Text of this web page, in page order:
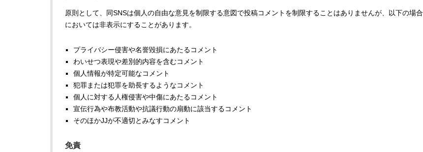
原則として、同SNSは個人の自由な意見を制限する意図で投稿コメントを制限することはありませんが、以下の場合
においては非表示にすることがあります。
プライバシー侵害や名誉毀損にあたるコメント
わいせつ表現や差別的内容を含むコメント
個人情報が特定可能なコメント
犯罪または犯罪を助長するようなコメント
個人に対する人権侵害や中傷にあたるコメント
宣伝行為や布教活動や抗議行動の扇動に該当するコメント
そのほかJJが不適切とみなすコメント
免責